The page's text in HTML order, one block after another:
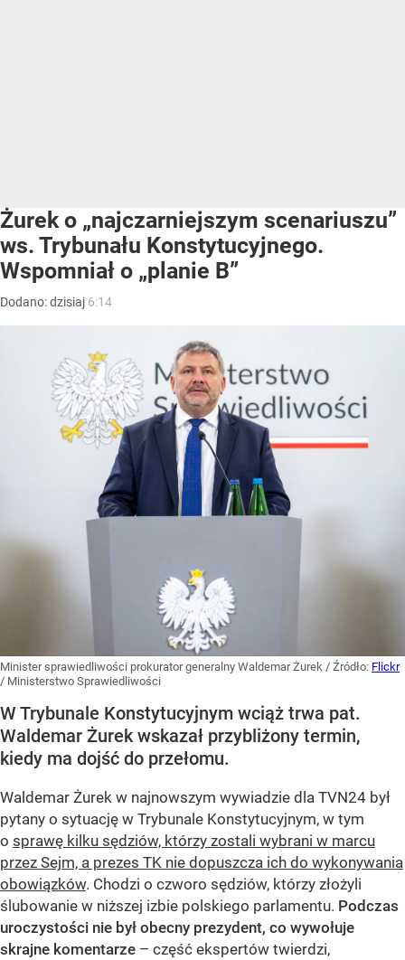
Żurek o „najczarniejszym scenariuszu”
ws. Trybunału Konstytucyjnego.
Wspomniał o „planie B”
Dodano:dzisiaj 6:14
Minister sprawiedliwości prokurator generalny Waldemar Żurek / Źródło: Flickr
/ Ministerstwo Sprawiedliwości
W Trybunale Konstytucyjnym wciąż trwa pat.
Waldemar Żurek wskazał przybliżony termin,
kiedy ma dojść do przełomu.
Waldemar Żurek w najnowszym wywiadzie dla TVN24 był
pytany o sytuację w Trybunale Konstytucyjnym, w tym
o sprawę kilku sędziów, którzy zostali wybrani w marcu
przez Sejm, a prezes TK nie dopuszcza ich do wykonywania
obowiązków. Chodzi o czworo sędziów, którzy złożyli
ślubowanie w niższej izbie polskiego parlamentu. Podczas
uroczystości nie był obecny prezydent, co wywołuje
skrajne komentarze – część ekspertów twierdzi,